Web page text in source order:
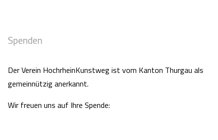
Spenden
Der Verein HochrheinKunstweg ist vom Kanton Thurgau als
gemeinnützig anerkannt.
Wir freuen uns auf Ihre Spende: